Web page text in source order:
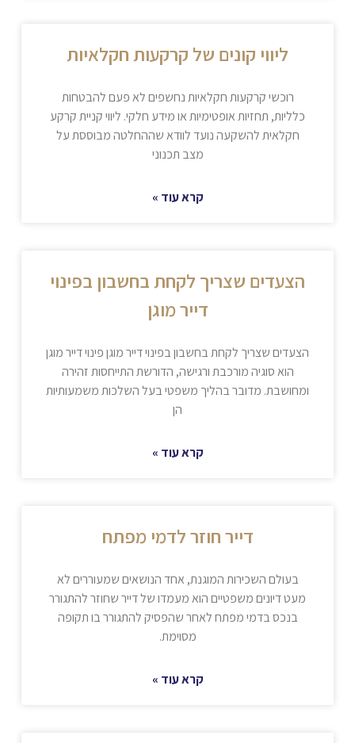
ליווי קונים של קרקעות חקלאיות
רוכשי קרקעות חקלאיות נחשפים לא פעם להבטחות
כלליות, תחזיות אופטימיות או מידע חלקי. ליווי קניית קרקע
חקלאית להשקעה נועד לוודא שההחלטה מבוססת על
מצב תכנוני
קרא עוד »
הצעדים שצריך לקחת בחשבון בפינוי
דייר מוגן
הצעדים שצריך לקחת בחשבון בפינוי דייר מוגן פינוי דייר מוגן
הוא סוגיה מורכבת ורגישה, הדורשת התייחסות זהירה
ומחושבת. מדובר בהליך משפטי בעל השלכות משמעותיות
הן
קרא עוד »
דייר חוזר לדמי מפתח
בעולם השכירות המוגנת, אחד הנושאים שמעוררים לא
מעט דיונים משפטיים הוא מעמדו של דייר שחוזר להתגורר
בנכס בדמי מפתח לאחר שהפסיק להתגורר בו תקופה
מסוימת.
קרא עוד »